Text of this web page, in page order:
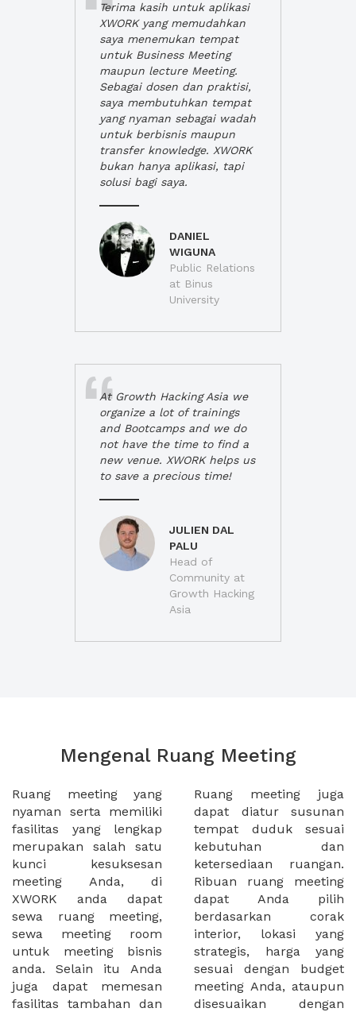
Terima kasih untuk aplikasi
XWORK yang memudahkan
saya menemukan tempat
untuk Business Meeting
maupun lecture Meeting.
Sebagai dosen dan praktisi,
saya membutuhkan tempat
yang nyaman sebagai wadah
untuk berbisnis maupun
transfer knowledge. XWORK
bukan hanya aplikasi, tapi
solusi bagi saya.
DANIEL
WIGUNA
Public Relations
at Binus
University
At Growth Hacking Asia we
organize a lot of trainings
and Bootcamps and we do
not have the time to find a
new venue. XWORK helps us
to save a precious time!
JULIEN DAL
PALU
Head of
Community at
Growth Hacking
Asia
Mengenal Ruang Meeting
Ruang meeting yang
nyaman serta memiliki
fasilitas yang lengkap
merupakan salah satu
kunci kesuksesan
meeting Anda, di
XWORK anda dapat
sewa ruang meeting,
sewa meeting room
untuk meeting bisnis
anda. Selain itu Anda
juga dapat memesan
fasilitas tambahan dan
Ruang meeting juga
dapat diatur susunan
tempat duduk sesuai
kebutuhan dan
ketersediaan ruangan.
Ribuan ruang meeting
dapat Anda pilih
berdasarkan corak
interior, lokasi yang
strategis, harga yang
sesuai dengan budget
meeting Anda, ataupun
disesuaikan dengan